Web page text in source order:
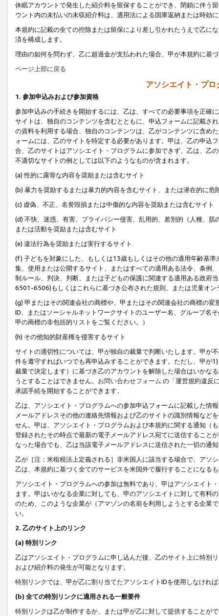
休眠アカウントで発生した紹介料を留保することができ、閉鎖に伴う
ウント内の未払いの未収紹介料は、適用法による国庫返納または時効
本規約に記載の全ての控除または留保により差し引かれたうえで乙に
済を構成します。
理由の如何を問わず、乙に超過金が支払われた場合、甲が本規約に基
ページ上部に戻る
アソシエイト・プ
1. 参加申込みおよび参加資格
参加申込みの手続きを開始するには、乙は、すべての必要事項を正確
サイトは、独自のコンテンツを含むとともに、申込フォームに記載さ
の資料を利用する場合、独自のコンテンツは、乙がコンテンツに含め
ォームには、乙のサイトを特定する必要があります。甲は、乙の申込
合、乙のサイトはアソシエイト・プログラムに参加できず、乙は、乙
不適切なサイトの例としては以下のようなものが含まれます。
(a) 性的に露骨な内容を奨励または含むサイト
(b) 暴力を奨励するまたは暴力的内容を含むサイト、または潜在的に
(c) 虚偽、不正、名誉毀損または中傷的な内容を奨励または含むサイト
(d) 不快、迷惑、有害、プライバシー侵害、乱用的、差別的（人種、
または活動を奨励または含むサイト
(e) 違法行為を奨励または実行するサイト
(f) 子どもを対象にした、もしくは13歳もしくはその他の適用年齢基
集、使用または公開するサイト、またはすべての適用ある法令、条例
制ルール、判決、判断、または子どもの保護に関連する適用ある政府
6501-6506)もしくはこれらに基づき公布された規則、または児童オン
(g) 甲またはその関連会社の商標や、甲またはその関連会社の商標の
ID、またはソーシャルネットワークサイトのユーザー名、グループ名
甲の商標の非包括的リストをご覧ください。）
(h) その他知的財産権を侵害するサイト
サイトの適切性については、甲が独自の裁量で判断いたします。甲が
件を遵守すればいつでも再申込みすることができます。ただし、甲が
裁量で決定します）に基づき乙のアカウントを解除した場合はいかな
うとすることはできません。 お問い合わせフォーム の「運営規約違反
承認手続を開始することができます。
乙は、アソシエイト・プログラムへの参加申込フォームに記載した情
メールアドレスその他の連絡先情報および乙のサイトの識別情報など
せん。甲は、アソシエイト・プログラムおよび本規約に関する通知（
登録されたその時点で最新の電子メールアドレス宛てに送信すること
なった場合でも、乙は当該電子メールアドレスに送信された一切の通
乙が［注：米租税法上定義される］非米国人に該当する場合で、アソ
乙は、本規約に基づく全てのサービスを米国外で履行することになる
アソシエイト・プログラムへの参加は無料であり、甲はアソシエイト
ます。甲はいかなる企業に対しても、甲のアソシエイトに対して有料
のため、このような企業が（アマゾンの名前を利用しようとする企業
い。
2. 乙のサイト上のリンク
(a) 特別リンク
乙はアソシエイト・プログラムに申し込んだ後、乙のサイト上に特別
および紹介料の発生が可能となります。
特別リンクでは、甲が乙に割り当てたアソシエイトIDを使用しなけれ
(b) 全ての特別リンクに適用される一般要件
特別リンクは乙が制作するか、または甲が乙に対して提供することが